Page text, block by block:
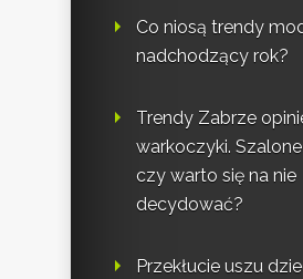
Co niosą trendy
nadchodzący rok?
Trendy Zabrze
warkoczyki.
czy warto się na nie
decydować?
Przekłucie uszu